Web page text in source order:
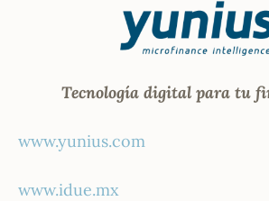
Tecnología digital para tu
www.yunius.com
www.idue.mx